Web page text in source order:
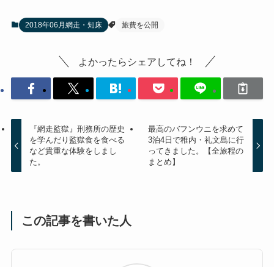
2018年06月網走・知床 旅費を公開
よかったらシェアしてね！
『網走監獄』刑務所の歴史
を学んだり監獄食を食べる
など貴重な体験をしまし
た。
最高のバフンウニを求めて
3泊4日で稚内・礼文島に行
ってきました。【全旅程の
まとめ】
この記事を書いた人